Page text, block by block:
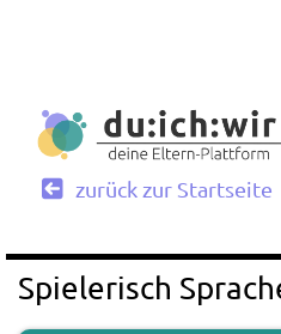
zurück zur Startseite
Spielerisch